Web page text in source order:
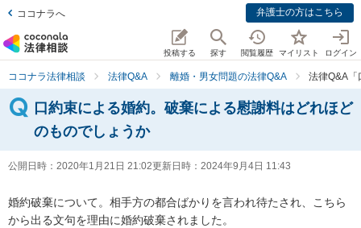
ココナラへ 弁護士の方はこちら
投稿する 探す 閲覧履歴 マイリスト ログイン
ココナラ法律相談 法律Q&A 離婚・男女問題の法律Q&A 法律Q&A
口約束による婚約。破棄による慰謝料はどれほど
のものでしょうか
公開日時： 2020年1月21日 21:02更新日時： 2024年9月4日 11:43
婚約破棄について。相手方の都合ばかりを言われ待たされ、こちら
から出る文句を理由に婚約破棄されました。